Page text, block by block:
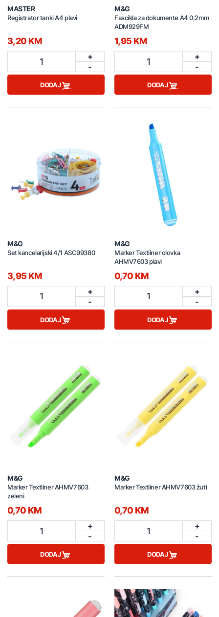
MASTER
Registrator tanki A4 plavi
3,20 KM
1
+
-
DODAJ
M&G
Fascikla za dokumente A4 0,2mm
ADM929FM
1,95 KM
1
+
-
DODAJ
M&G
Set kancelarijski 4/1 ASC99380
3,95 KM
1
+
-
DODAJ
M&G
Marker Textliner olovka
AHMV7603 plavi
0,70 KM
1
+
-
DODAJ
M&G
Marker Textliner AHMV7603
zeleni
0,70 KM
1
+
-
DODAJ
M&G
Marker Textliner AHMV7603 žuti
0,70 KM
1
+
-
DODAJ